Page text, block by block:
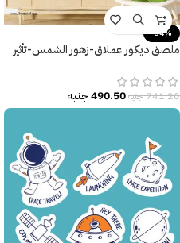
-34%
ملصق ديكور عملاق-زهور الشمس-تأثير
741.20جنيه490.50جنيه